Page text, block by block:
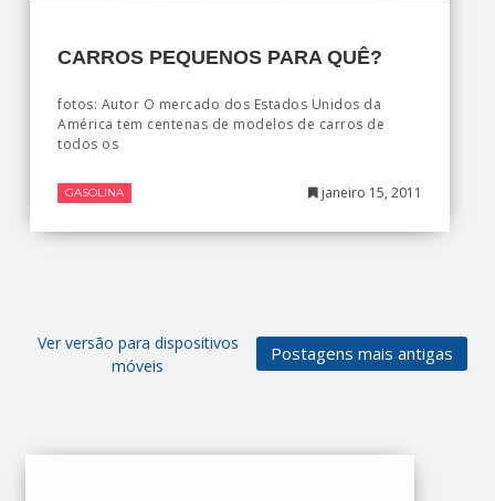
CARROS PEQUENOS PARA QUÊ?
fotos: Autor O mercado dos Estados Unidos da
América tem centenas de modelos de carros de
todos os
GASOLINA janeiro 15, 2011
Postagens mais antigas
Ver versão para dispositivos
móveis